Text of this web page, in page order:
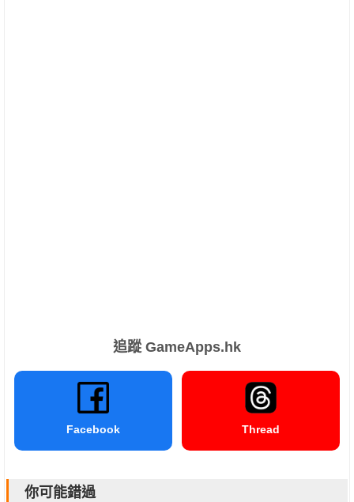
追蹤 GameApps.hk
Facebook Thread
你可能錯過